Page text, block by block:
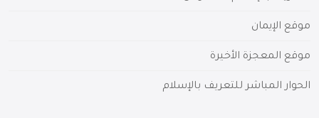
موقع الإيمان
موقع المعجزة الأخيرة
الحوار المباشر للتعريف بالإسلام